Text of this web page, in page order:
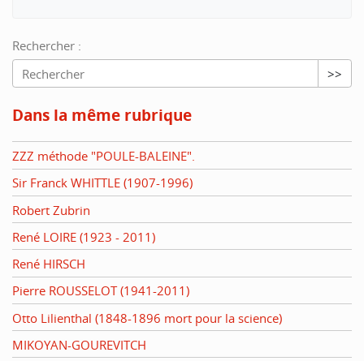
Rechercher :
>>
Dans la même rubrique
ZZZ méthode "POULE-BALEINE".
Sir Franck WHITTLE (1907-1996)
Robert Zubrin
René LOIRE (1923 - 2011)
René HIRSCH
Pierre ROUSSELOT (1941-2011)
Otto Lilienthal (1848-1896 mort pour la science)
MIKOYAN-GOUREVITCH